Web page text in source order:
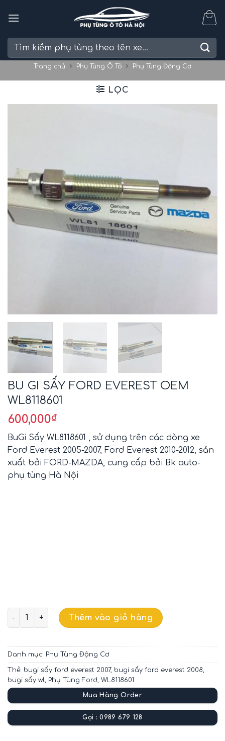
Tìm
Trang chủ Phụ Tùng Ô Tô Phụ Tùng Động Cơ
LỌC
BU GI SẤY FORD EVEREST OEM
WL8118601
600,000₫
BuGi Sấy WL8118601 , sử dụng trên các dòng xe
Ford Everest 2005-2007, Ford Everest 2010-2012, sản
xuất bởi FORD-MAZDA, cung cấp bởi Bk auto-
phụ tùng Hà Nội
BU GI SẤY FORD EVEREST OEM WL8118601 số lượng
Thêm vào giỏ hàng
Danh mục: Phụ Tùng Động Cơ
Thẻ: bugi sấy ford everest 2007, bugi sấy ford everest 2008,
bugi sấy wl, Phụ Tùng Ford, WL8118601
Mua Hàng Order
Gọi : 0989 679 128